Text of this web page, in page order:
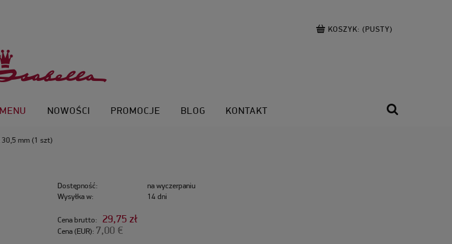
KOSZYK: (PUSTY)
MENU NOWOŚCI PROMOCJE BLOG KONTAKT
30,5 mm (1 szt)
Dostępność:
na wyczerpaniu
Wysyłka w:
14 dni
Cena brutto: 29,75 zł
Cena (EUR): 7,00 €